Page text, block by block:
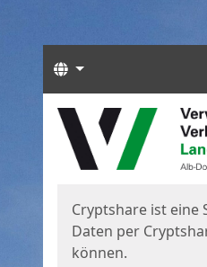
Sprachen
Start
Cryptshare ist eine
Daten per
können.